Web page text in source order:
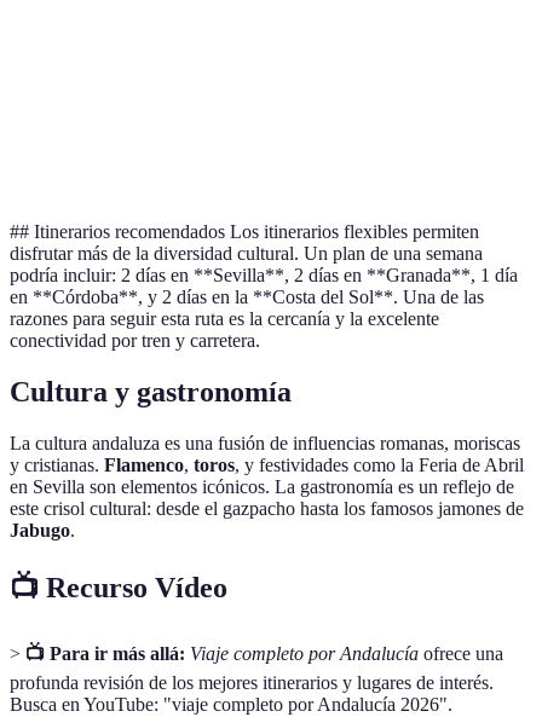
## Itinerarios recomendados Los itinerarios flexibles permiten
disfrutar más de la diversidad cultural. Un plan de una semana
podría incluir: 2 días en **Sevilla**, 2 días en **Granada**, 1 día
en **Córdoba**, y 2 días en la **Costa del Sol**. Una de las
razones para seguir esta ruta es la cercanía y la excelente
conectividad por tren y carretera.
Cultura y gastronomía
La cultura andaluza es una fusión de influencias romanas, moriscas
y cristianas. Flamenco, toros, y festividades como la Feria de Abril
en Sevilla son elementos icónicos. La gastronomía es un reflejo de
este crisol cultural: desde el gazpacho hasta los famosos jamones de
Jabugo.
📺 Recurso Vídeo
> 📺 Para ir más allá: Viaje completo por Andalucía ofrece una
profunda revisión de los mejores itinerarios y lugares de interés.
Busca en YouTube: "viaje completo por Andalucía 2026".